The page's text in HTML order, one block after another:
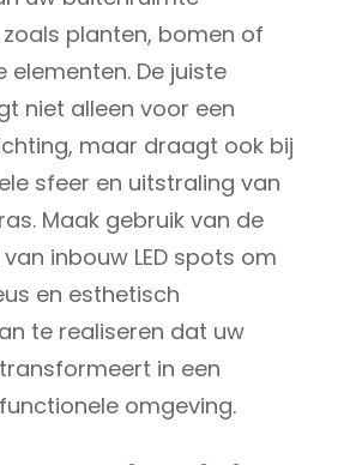
planten, bomen of
De juiste
niet alleen voor een
maar draagt ook bij
sfeer en uitstraling van
Maak gebruik van de
inbouw LED spots om
en esthetisch
te realiseren dat uw
in een
omgeving.